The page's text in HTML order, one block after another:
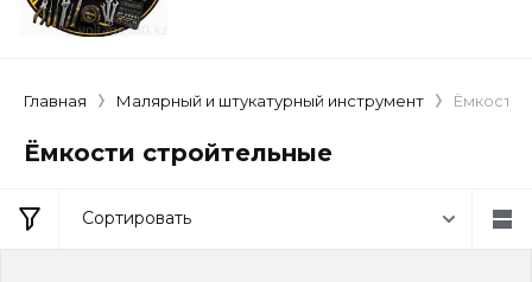
Главная Малярный и штукатурный инструмент Ёмкости
Ёмкости стройтельные
Сортировать